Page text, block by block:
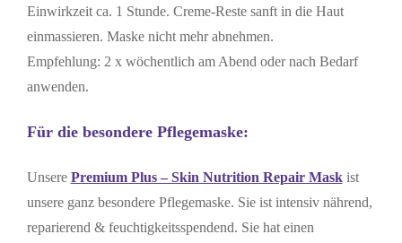
Einwirkzeit ca. 1 Stunde. Creme-Reste sanft in die Haut
einmassieren. Maske nicht mehr abnehmen.
Empfehlung: 2 x wöchentlich am Abend oder nach Bedarf
anwenden.
Für die besondere Pflegemaske:
Unsere Premium Plus – Skin Nutrition Repair Maskist
unsere ganz besondere Pflegemaske. Sie ist intensiv nährend,
reparierend & feuchtigkeitsspendend. Sie hat einen